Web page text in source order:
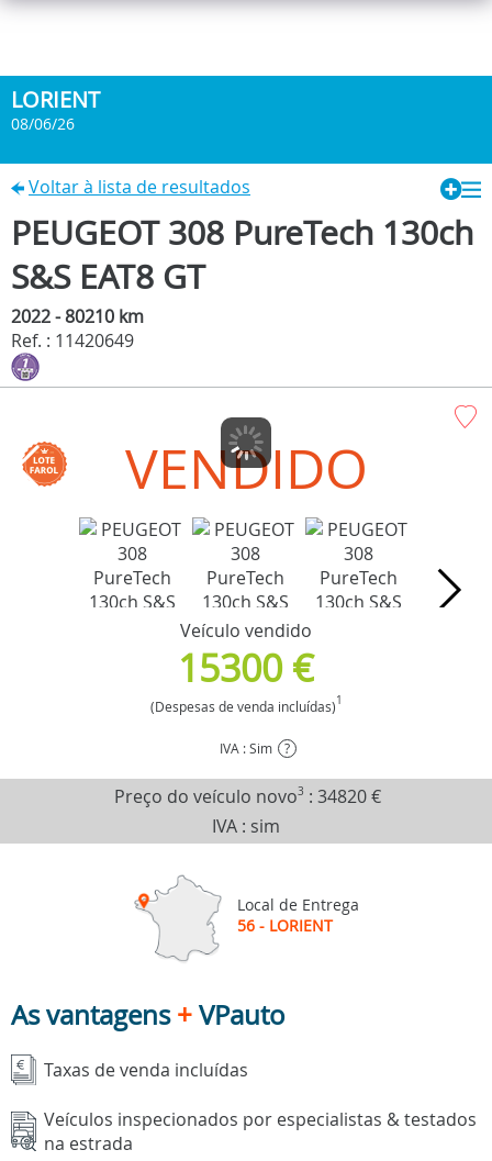
LORIENT
08/06/26
Voltar à lista de resultados
PEUGEOT 308 PureTech 130ch
S&S EAT8 GT
2022 - 80210 km
Ref. : 11420649
VENDIDO
Veículo vendido
15300 €
(Despesas de venda incluídas)1
IVA : Sim ?
Preço do veículo novo3 : 34820 €
IVA : sim
Local de Entrega
56 - LORIENT
As vantagens+VPauto
Taxas de venda incluídas
Veículos inspecionados por especialistas & testados
na estrada